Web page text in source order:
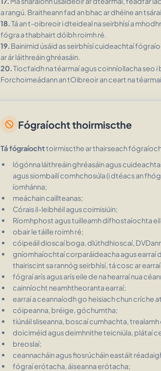
a rangú. Braitheann fad an bhac ar dhéine an
18.Tá an t-oibreoir i dteideal na seirbhísí a
fógra a thabhairt dóibh roimh ré.
19. Bainimid úsáid as seirbhísí cuideachtaí
ar ár láithreáin ghréasáin.
20.Tiocfaidh na téarmaí agus coinníollacha seo
Forchoimeádann an tOibreoir an ceart na
block Fógraíocht thoirmiscthe
Tá fógraíochttoirmiscthe ar thairseach
lógónna láithreáin ghréasáin agus
agus siombailí comhchosúla (i dtéacs an
íomhánna;
meáchain caillteanas;
Córais il-leibhéil agus coimisiúin;
Ríomhphost agus tuilleamh dífhostaíochta
obair le táille roimh ré;
cóipeáil dioscaí boga, dlúthdhioscaí,
gníomhaíochtaí corparáideacha agus earraí
thairiscint sa rannóg seirbhísí, tá cosc ​​​​ar
fógraí arís agus arís eile de na hearraí nua
cainníocht neamhtheoranta earraí;
earraí a ceannaíodh go heisiach chun críche
cóipeanna, bréige, góchumtha;
tiúnáil sliseanna, boscaí cumhachta,
doiciméid agus deimhnithe teicniúla, plátaí
breoslaí;
ceannacháin agus fiosrúcháin eastáit
fógraí erótacha, áiseanna erótacha;